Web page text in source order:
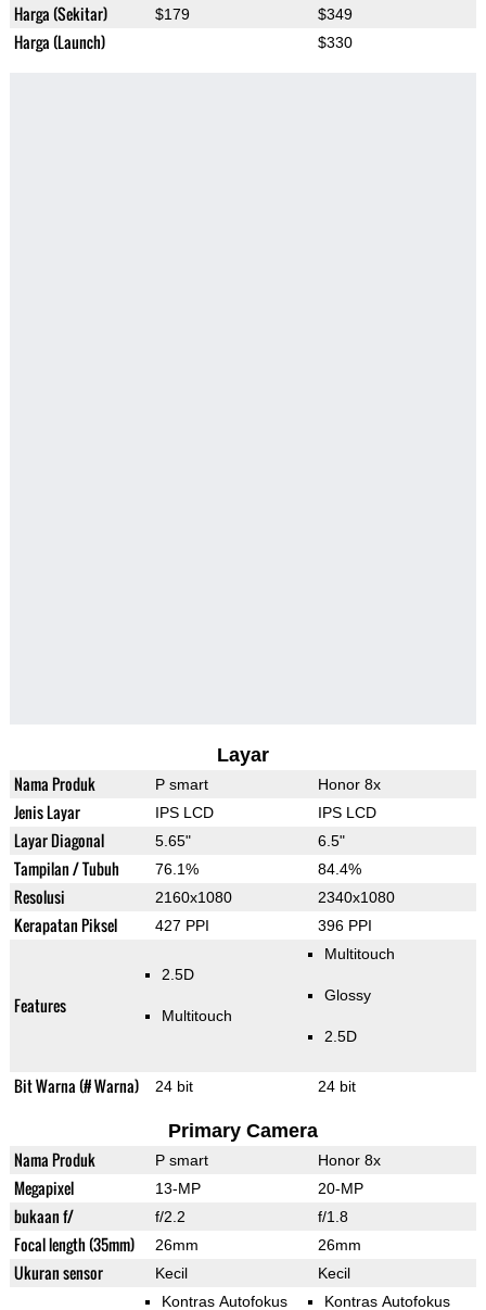
Harga (Sekitar) $179 $349
Harga (Launch) $330
Layar
Nama Produk P smart Honor 8x
Jenis Layar IPS LCD IPS LCD
Layar Diagonal 5.65" 6.5"
Tampilan / Tubuh 76.1% 84.4%
Resolusi 2160x1080 2340x1080
Kerapatan Piksel 427 PPI 396 PPI
Features
2.5D
Multitouch
Multitouch
Glossy
2.5D
Bit Warna (# Warna) 24 bit 24 bit
Primary Camera
Nama Produk P smart Honor 8x
Megapixel 13-MP 20-MP
bukaan f/ f/2.2 f/1.8
Focal length (35mm) 26mm 26mm
Ukuran sensor Kecil
Kecil
Kontras Autofokus
Kontras Autofokus